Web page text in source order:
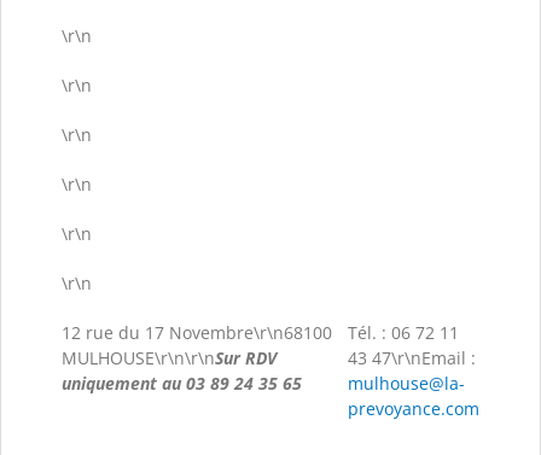
\r\n
\r\n
\r\n
\r\n
\r\n
\r\n
12 rue du 17 Novembre\r\n68100
MULHOUSE\r\n\r\nSur RDV
uniquement au 03 89 24 35 65
Tél. : 06 72 11
43 47\r\nEmail :
mulhouse@la-
prevoyance.com